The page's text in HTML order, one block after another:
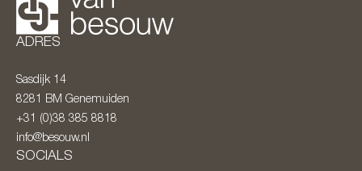
ADRES
Sasdijk 14
8281 BM Genemuiden
+31 (0)38 385 8818
info@besouw.nl
SOCIALS